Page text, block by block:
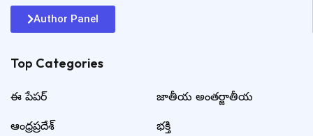
Author Panel
Top Categories​
ఈ పేపర్
ఆంధ్రప్రదేశ్
జాతీయ అంతర్జాతీయ
భక్తి